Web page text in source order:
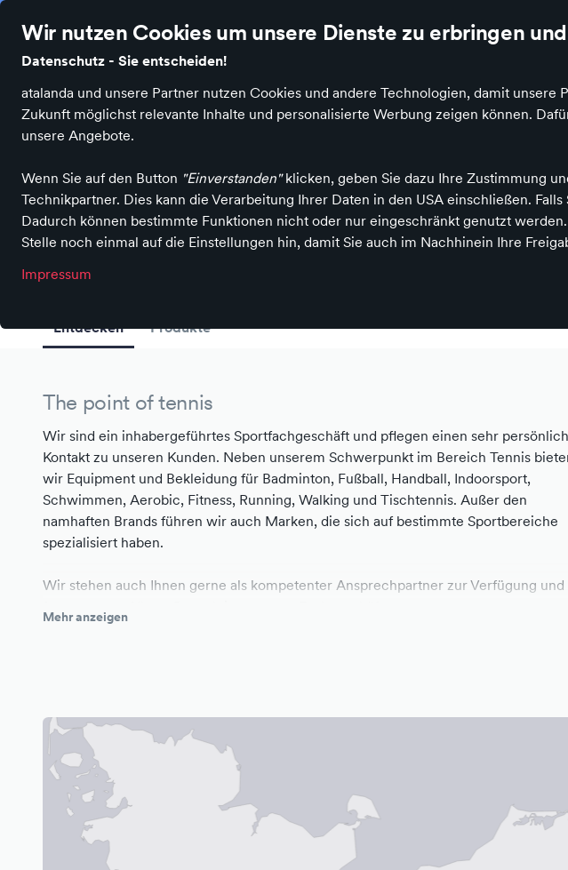
Wir nutzen Cookies um unsere Dienste zu erbringen
Datenschutz - Sie entscheiden!
atalanda und unsere Partner nutzen Cookies und andere Technologien, damit
Zukunft möglichst relevante Inhalte und personalisierte Werbung zeigen können.
unsere Angebote.
Wenn Sie auf den Button "Einverstanden"klicken, geben Sie dazu Ihre Zustimmung
Technikpartner. Dies kann die Verarbeitung Ihrer Daten in den USA einschließen.
Dadurch können bestimmte Funktionen nicht oder nur eingeschränkt genutzt
Stelle noch einmal auf die Einstellungen hin, damit Sie auch im Nachhinein Ihre
Impressum
Fitness, Schuhe, Sport, Stadtgutschein-Akzeptanzstelle, Stadtgutschein-Ausgabestelle
Sport Hedtke
in Wuppertal
Entdecken Produkte
The point of tennis
Wir sind ein inhabergeführtes Sportfachgeschäft und pflegen einen sehr
Kontakt zu unseren Kunden. Neben unserem Schwerpunkt im Bereich Tennis
wir Equipment und Bekleidung für Badminton, Fußball, Handball, Indoorsport,
Schwimmen, Aerobic, Fitness, Running, Walking und Tischtennis. Außer den
namhaften Brands führen wir auch Marken, die sich auf bestimmte Sportbereiche
spezialisiert haben.
Wir stehen auch Ihnen gerne als kompetenter Ansprechpartner zur Verfügung und
Mehr anzeigen